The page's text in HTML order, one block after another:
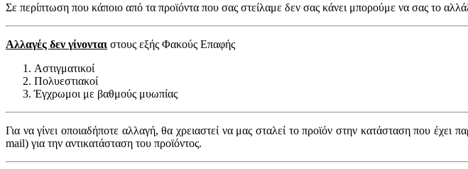
Σε περίπτωση που κάποιο από τα προϊόντα που σας στείλαμε δεν σας κάνει μπορούμε να σας το
Αλλαγές δεν γίνονται στους εξής Φακούς Επαφής
Aστιγματικοί
Πολυεστιακοί
Έγχρωμοι με βαθμούς μυωπίας
Για να γίνει οποιαδήποτε αλλαγή, θα χρειαστεί να μας σταλεί το προϊόν στην κατάσταση που
mail) για την αντικατάσταση του προϊόντος.